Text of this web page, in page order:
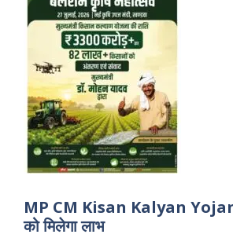
MP CM Kisan Kalyan
को मिलेगा लाभ